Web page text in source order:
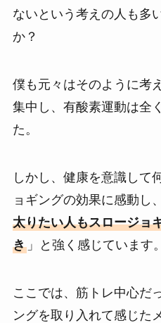
ないという考えの人も多
か？
僕も元々はそのように考
集中し、有酸素運動は全
た。
しかし、健康を意識して
ョギングの効果に感動し
太りたい人もスロージョ
き」と強く感じています。
ここでは、筋トレ中心だ
ングを取り入れて感じた